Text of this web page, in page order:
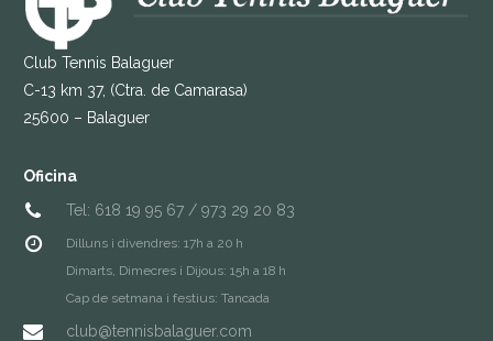
Club Tennis Balaguer
C-13 km 37, (Ctra. de Camarasa)
25600 – Balaguer
Oficina
Tel: 618 19 95 67 / 973 29 20 83
Dilluns i divendres: 17h a 20 h
Dimarts, Dimecres i Dijous: 15h a 18 h
Cap de setmana i festius: Tancada
club@tennisbalaguer.com